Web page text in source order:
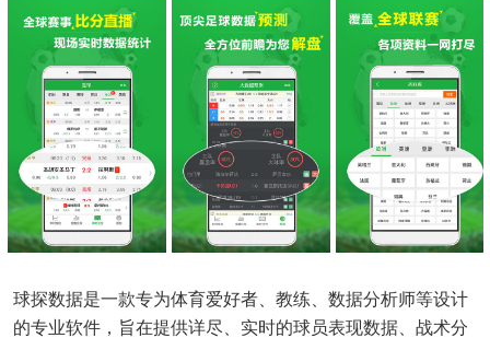
球探数据是一款专为体育爱好者、教练、数据分析师等设计
的专业软件，旨在提供详尽、实时的球员表现数据、战术分